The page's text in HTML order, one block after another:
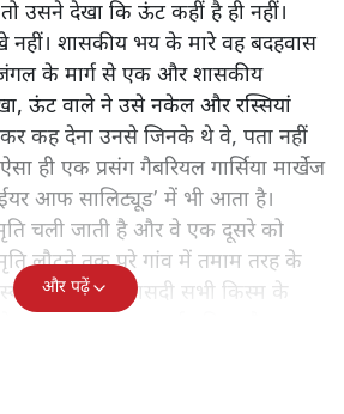
उसने देखा कि ऊंट कहीं है ही नहीं।
नहीं। शासकीय भय के मारे वह बदहवास
जंगल के मार्ग से एक और शासकीय
ऊंट वाले ने उसे नकेल और रस्सियां
कह देना उनसे जिनके थे वे, पता नहीं
ही एक प्रसंग गैबरियल गार्सिया मार्खेज
ईयर आफ सालिट्यूड’ में भी आता है।
चली जाती है और वे एक दूसरे को
लौटने तक पूरे गांव में तमाम तरह के
करुणा और त्रासदी सभी किस्म के
और पढ़ें